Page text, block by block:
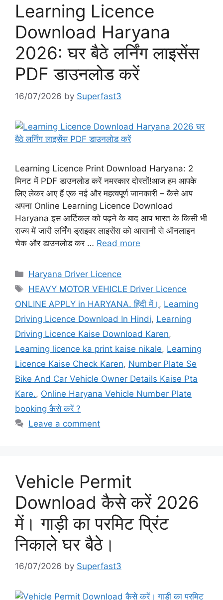
Learning Licence
Download Haryana
2026: घर बैठे लर्निंग लाइसेंस
PDF डाउनलोड करें
16/07/2026 by Superfast3
Learning Licence Print Download Haryana: 2
मिनट में PDF डाउनलोड करें नमस्कार दोस्तों!आज हम आपके
लिए लेकर आए हैं एक नई और महत्वपूर्ण जानकारी – कैसे आप
अपना Online Learning Licence Download
Haryana इस आर्टिकल को पढ़ने के बाद आप भारत के किसी भी
राज्य में जारी लर्निंग ड्राइवर लाइसेंस को आसानी से ऑनलाइन
चेक और डाउनलोड कर … Read more
Categories
Haryana Driver Licence
Tags
HEAVY MOTOR VEHICLE Driver Licence
ONLINE APPLY in HARYANA. हिंदी में। , Learning
Driving Licence Download In Hindi, Learning
Driving Licence Kaise Download Karen,
Learning licence ka print kaise nikale, Learning
Licence Kaise Check Karen, Number Plate Se
Bike And Car Vehicle Owner Details Kaise Pta
Kare., Online Haryana Vehicle Number Plate
booking कैसे करें ?
Leave a comment
Vehicle Permit
Download कैसे करें 2026
में। गाड़ी का परमिट प्रिंट
निकाले घर बैठे।
16/07/2026 by Superfast3